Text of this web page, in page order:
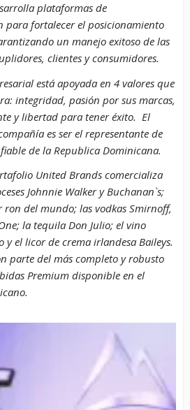
plataformas de
para fortalecer el posicionamiento
un manejo exitoso de las
clientes y consumidores.
está apoyada en 4 valores que
integridad, pasión por sus marcas,
y libertad para tener éxito. El
es ser el representante de
de la Republica Dominicana.
United Brands comercializa
Johnnie Walker y Buchanan`s;
ron del mundo; las vodkas Smirnoff,
la tequila Don Julio; el vino
y el licor de crema irlandesa Baileys.
parte del más completo y robusto
Premium disponible en el